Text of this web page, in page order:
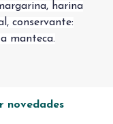
harina
conservante:
manteca.
novedades